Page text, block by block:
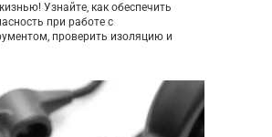
Узнайте, как обеспечить
при работе с
проверить изоляцию и